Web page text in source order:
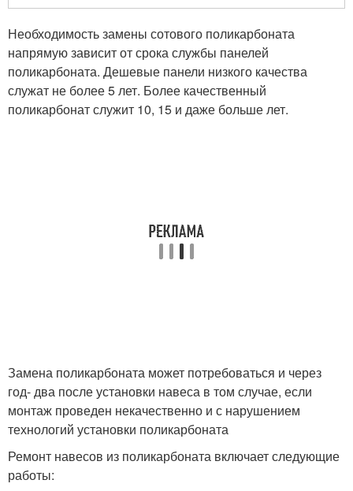
Необходимость замены сотового поликарбоната
напрямую зависит от срока службы панелей
поликарбоната. Дешевые панели низкого качества
служат не более 5 лет. Более качественный
поликарбонат служит 10, 15 и даже больше лет.
Замена поликарбоната может потребоваться и через
год- два после установки навеса в том случае, если
монтаж проведен некачественно и с нарушением
технологий установки поликарбоната
Ремонт навесов из поликарбоната включает следующие
работы: